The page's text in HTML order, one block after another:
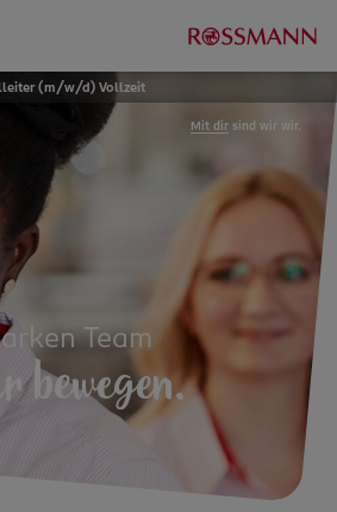
(m/w/d) Vollzeit
Mit dir sind wir wir.
Team
bewegen.